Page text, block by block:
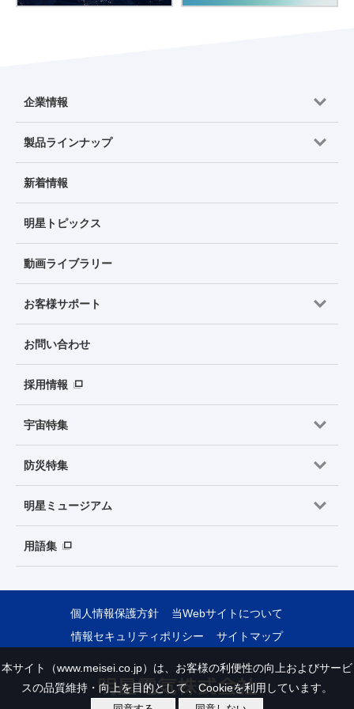
企業情報
製品ラインナップ
新着情報
明星トピックス
動画ライブラリー
お客様サポート
お問い合わせ
採用情報
宇宙特集
防災特集
明星ミュージアム
用語集
個人情報保護方針
当Webサイトについて
情報セキュリティポリシー
サイトマップ
本サイト（www.meisei.co.jp）は、お客様の利便性の向上およびサービ
スの品質維持・向上を目的として、Cookieを利用しています。